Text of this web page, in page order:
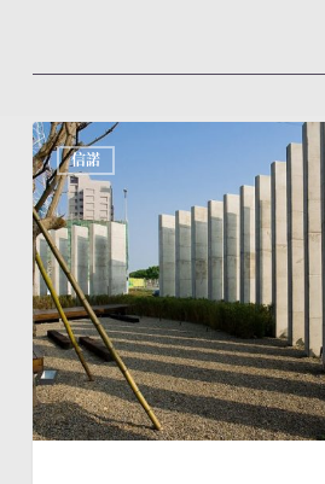
信諾
回
家